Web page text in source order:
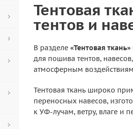
Тентовая
тентов и
В разделе «Тентовая ткань»
для пошива тентов,
атмосферным
Тентовая ткань широко
переносных навесов,
к УФ-лучам, ветру, влаге и